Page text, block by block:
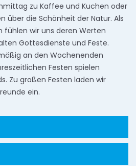
zu Kaffee und Kuchen oder
über die Schönheit der Natur. Als
fühlen wir uns deren Werten
Gottesdienste und Feste.
an den Wochenenden
Festen spielen
Zu großen Festen laden wir
ein.